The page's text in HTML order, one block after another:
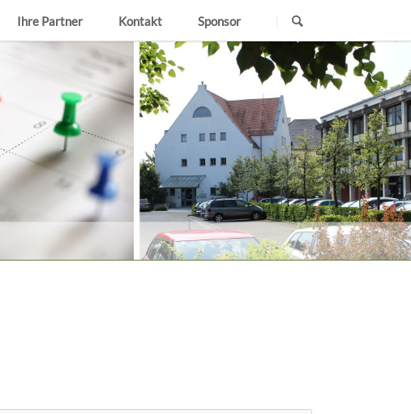
überspringen
Ihre Partner Kontakt Sponsor